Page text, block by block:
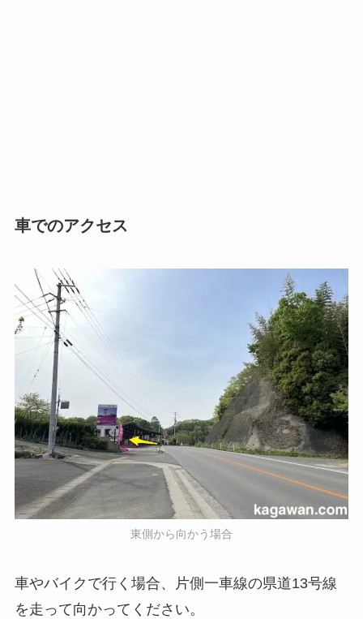
車でのアクセス
東側から向かう場合
車やバイクで行く場合、片側一車線の県道13号線
を走って向かってください。